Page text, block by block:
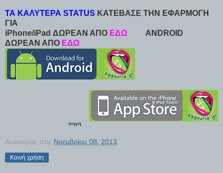
ΤΑ ΚΑΛΥΤΕΡΑ STATUS ΚΑΤΕΒΑΣΕ ΤΗΝ ΕΦΑΡΜΟΓΗ
ΓΙΑ
iPhone/iPad ΔΩΡΕΑΝ ΑΠΟ ΕΔΩ
ANDROID
ΔΩΡΕΑΝ ΑΠΟ ΕΔΩ
πηγη
Ανώνυμος στις Νοεμβρίου 08, 2013
Κοινή χρήση